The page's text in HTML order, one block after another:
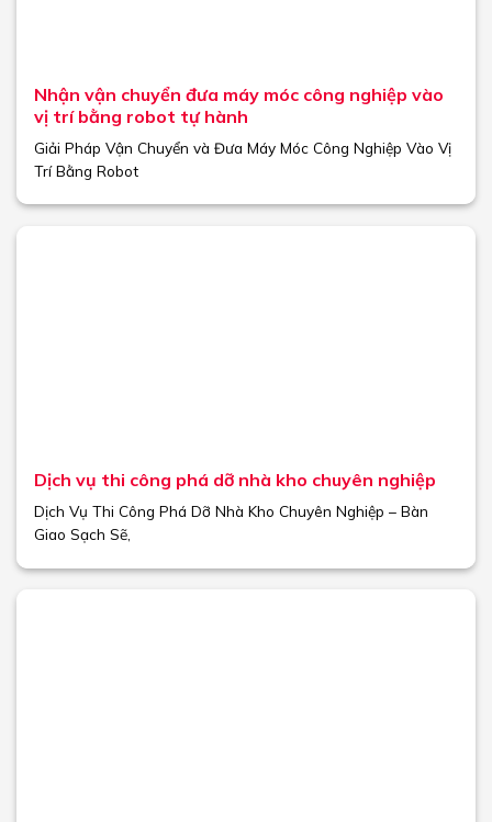
Nhận vận chuyển đưa máy móc công nghiệp vào
vị trí bằng robot tự hành
Giải Pháp Vận Chuyển và Đưa Máy Móc Công Nghiệp Vào Vị
Trí Bằng Robot
Dịch vụ thi công phá dỡ nhà kho chuyên nghiệp
Dịch Vụ Thi Công Phá Dỡ Nhà Kho Chuyên Nghiệp – Bàn
Giao Sạch Sẽ,